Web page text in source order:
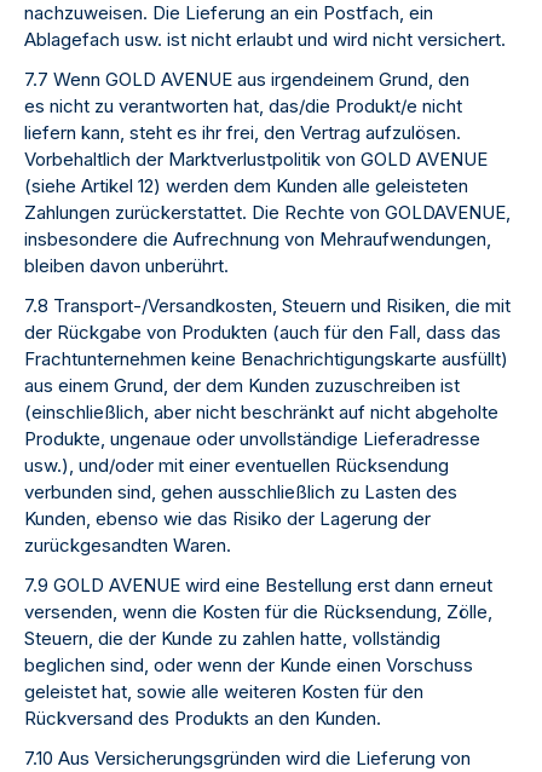
nachzuweisen. Die Lieferung an ein Postfach, ein
Ablagefach usw. ist nicht erlaubt und wird nicht versichert.
7.7 Wenn GOLD AVENUE aus irgendeinem Grund, den
es nicht zu verantworten hat, das/die Produkt/e nicht
liefern kann, steht es ihr frei, den Vertrag aufzulösen.
Vorbehaltlich der Marktverlustpolitik von GOLD AVENUE
(siehe Artikel 12) werden dem Kunden alle geleisteten
Zahlungen zurückerstattet. Die Rechte von GOLDAVENUE,
insbesondere die Aufrechnung von Mehraufwendungen,
bleiben davon unberührt.
7.8 Transport-/Versandkosten, Steuern und Risiken, die mit
der Rückgabe von Produkten (auch für den Fall, dass das
Frachtunternehmen keine Benachrichtigungskarte ausfüllt)
aus einem Grund, der dem Kunden zuzuschreiben ist
(einschließlich, aber nicht beschränkt auf nicht abgeholte
Produkte, ungenaue oder unvollständige Lieferadresse
usw.), und/oder mit einer eventuellen Rücksendung
verbunden sind, gehen ausschließlich zu Lasten des
Kunden, ebenso wie das Risiko der Lagerung der
zurückgesandten Waren.
7.9 GOLD AVENUE wird eine Bestellung erst dann erneut
versenden, wenn die Kosten für die Rücksendung, Zölle,
Steuern, die der Kunde zu zahlen hatte, vollständig
beglichen sind, oder wenn der Kunde einen Vorschuss
geleistet hat, sowie alle weiteren Kosten für den
Rückversand des Produkts an den Kunden.
7.10 Aus Versicherungsgründen wird die Lieferung von